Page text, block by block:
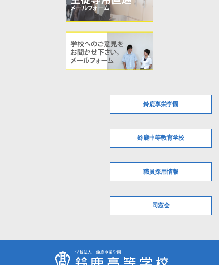
鈴鹿享栄学園
鈴鹿中等教育学校
職員採用情報
同窓会